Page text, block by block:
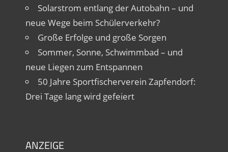
Solarstrom entlang der Autobahn – und
neue Wege beim Schülerverkehr?
Große Erfolge und große Sorgen
Sommer, Sonne, Schwimmbad – und
neue Liegen zum Entspannen
50 Jahre Sportfischerverein Zapfendorf:
Drei Tage lang wird gefeiert
ANZEIGE